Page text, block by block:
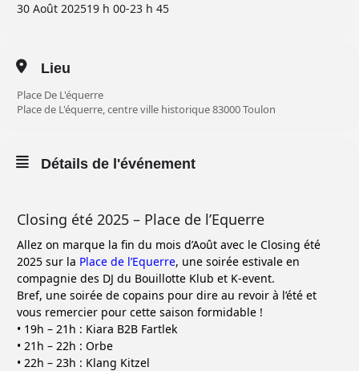
30 Août 202519 h 00-23 h 45
Lieu
Place De L'équerre
Place de L'équerre, centre ville historique 83000 Toulon
Détails de l'événement
Closing été 2025 – Place de l’Equerre
Allez on marque la fin du mois d’Août avec le Closing été
2025 sur la Place de l’Equerre, une soirée estivale en
compagnie des DJ du Bouillotte Klub et K-event.
Bref, une soirée de copains pour dire au revoir à l’été et
vous remercier pour cette saison formidable !
• 19h – 21h : Kiara B2B Fartlek
• 21h – 22h : Orbe
• 22h – 23h : Klang Kitzel